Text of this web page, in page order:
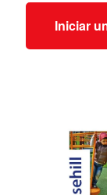
Iniciar